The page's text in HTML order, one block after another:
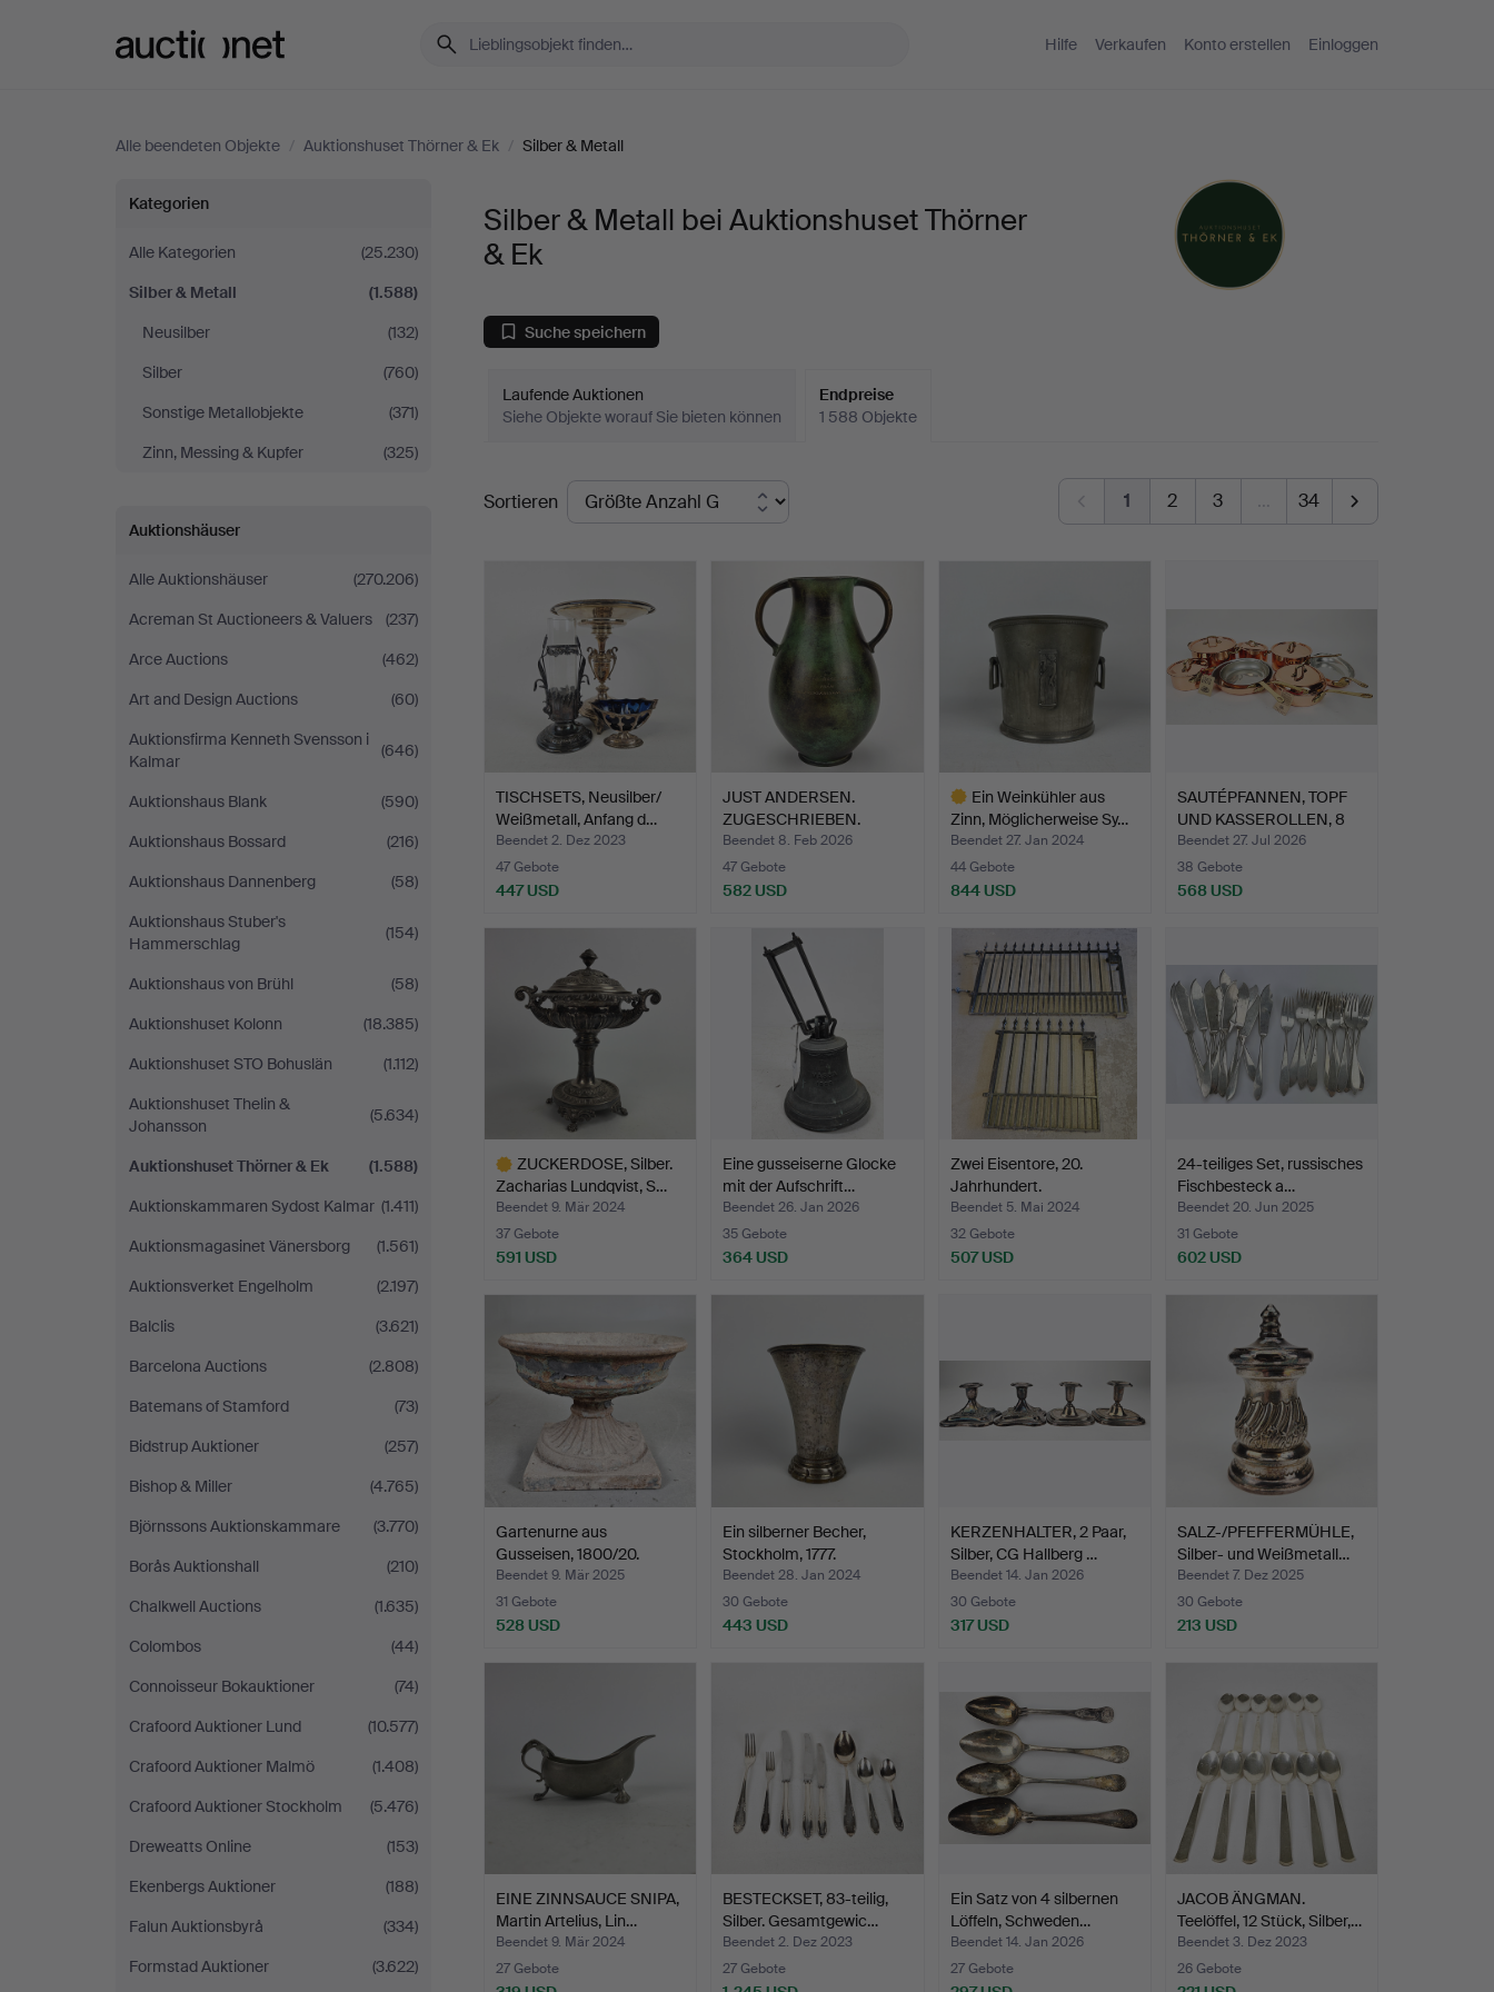
Hilfe Verkaufen Konto erstellen Einloggen
Alle beendeten Objekte / Auktionshuset Thörner & Ek / Silber & Metall
Silber
&
Metall
bei
Auktionshuset
Thörner
&
Ek
Kategorien
Alle Kategorien
(25.230)
Silber & Metall
(1.588)
Neusilber
(132)
Silber
(760)
Sonstige Metallobjekte
(371)
Zinn, Messing & Kupfer
(325)
Auktionshäuser
Alle Auktionshäuser
(270.206)
Acreman St Auctioneers & Valuers
(237)
Arce Auctions
(462)
Art and Design Auctions
(60)
Auktionsfirma Kenneth Svensson i
Kalmar
(646)
Auktionshaus Blank
(590)
Auktionshaus Bossard
(216)
Auktionshaus Dannenberg
(58)
Auktionshaus Stuber's
Hammerschlag
(154)
Auktionshaus von Brühl
(58)
Auktionshuset Kolonn
(18.385)
Auktionshuset STO Bohuslän
(1.112)
Auktionshuset Thelin &
Johansson
(5.634)
Auktionshuset Thörner & Ek
(1.588)
Auktionskammaren Sydost Kalmar (1.411)
Auktionsmagasinet Vänersborg
(1.561)
Auktionsverket Engelholm
(2.197)
Balclis
(3.621)
Barcelona Auctions
(2.808)
Batemans of Stamford
(73)
Bidstrup Auktioner
(257)
Bishop & Miller
(4.765)
Björnssons Auktionskammare
(3.770)
Borås Auktionshall
(210)
Chalkwell Auctions
(1.635)
Colombos
(44)
Connoisseur Bokauktioner
(74)
Crafoord Auktioner Lund
(10.577)
Crafoord Auktioner Malmö
(1.408)
Crafoord Auktioner Stockholm
(5.476)
Dreweatts Online
(153)
Ekenbergs Auktioner
(188)
Falun Auktionsbyrå
(334)
Formstad Auktioner
(3.622)
Silber & Metall bei Auktionshuset Thörner
& Ek
Suche speichern
Laufende Auktionen
Siehe Objekte worauf Sie bieten können
Endpreise
1 588 Objekte
Endpreise
Sortieren 1 2 3 … 34
TISCHSETS, Neusilber/
Weißmetall, Anfang d…
Beendet 2. Dez 2023
47 Gebote
447 USD
JUST ANDERSEN.
ZUGESCHRIEBEN.
Hängervase a…
Beendet 8. Feb 2026
47 Gebote
582 USD
Ein Weinkühler aus
Zinn, Möglicherweise Sy…
Beendet 27. Jan 2024
44 Gebote
844 USD
Objekt
SAUTÉPFANNEN, TOPF
UND KASSEROLLEN, 8
Teil…
Beendet 27. Jul 2026
38 Gebote
568 USD
ZUCKERDOSE, Silber.
Zacharias Lundqvist, S…
Beendet 9. Mär 2024
37 Gebote
591 USD
Eine gusseiserne Glocke
mit der Aufschrift…
Beendet 26. Jan 2026
35 Gebote
364 USD
Zwei Eisentore, 20.
Jahrhundert.
Beendet 5. Mai 2024
32 Gebote
507 USD
24-teiliges Set, russisches
Fischbesteck a…
Beendet 20. Jun 2025
31 Gebote
602 USD
Gartenurne aus
Gusseisen, 1800/20.
Jahrhun…
Beendet 9. Mär 2025
31 Gebote
528 USD
Ein silberner Becher,
Stockholm, 1777.
Beendet 28. Jan 2024
30 Gebote
443 USD
KERZENHALTER, 2 Paar,
Silber, CG Hallberg …
Beendet 14. Jan 2026
30 Gebote
317 USD
SALZ-/PFEFFERMÜHLE,
Silber- und Weißmetall…
Beendet 7. Dez 2025
30 Gebote
213 USD
EINE ZINNSAUCE SNIPA,
Martin Artelius, Lin…
Beendet 9. Mär 2024
27 Gebote
BESTECKSET, 83-teilig,
Silber. Gesamtgewic…
Beendet 2. Dez 2023
27 Gebote
Ein Satz von 4 silbernen
Löffeln, Schweden…
Beendet 14. Jan 2026
27 Gebote
JACOB ÄNGMAN.
Teelöffel, 12 Stück, Silber,…
Beendet 3. Dez 2023
26 Gebote